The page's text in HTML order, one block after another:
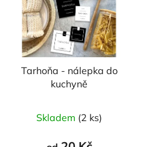
Tarhoňa - nálepka do
kuchyně
Skladem (2 ks)